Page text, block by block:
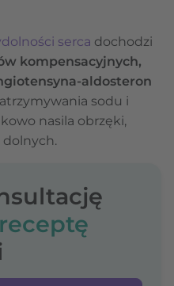
serca dochodzi
kompensacyjnych,
aldosteron
sodu i
nasila obrzęki,
dolnych.